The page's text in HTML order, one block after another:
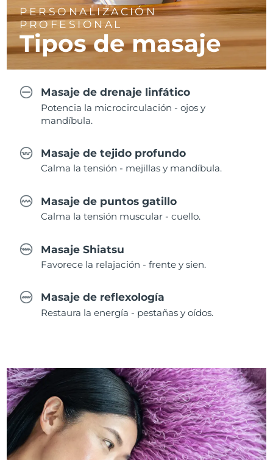
PERSONALIZACIÓN
PROFESIONAL
Tipos de masaje
Masaje de drenaje linfático
Potencia la microcirculación - ojos y
mandíbula.
Masaje de tejido profundo
Calma la tensión - mejillas y mandíbula.
Masaje de puntos gatillo
Calma la tensión muscular - cuello.
Masaje Shiatsu
Favorece la relajación - frente y sien.
Masaje de reflexología
Restaura la energía - pestañas y oídos.